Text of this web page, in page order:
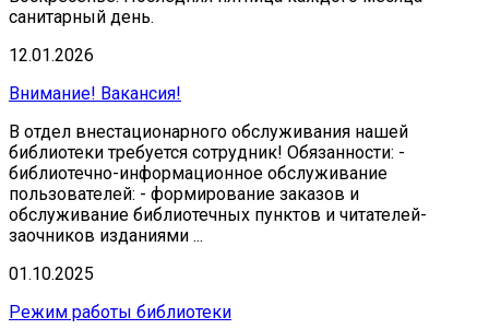
санитарный день.
12.01.2026
Внимание! Вакансия!
В отдел внестационарного обслуживания нашей
библиотеки требуется сотрудник! Обязанности: -
библиотечно-информационное обслуживание
пользователей: - формирование заказов и
обслуживание библиотечных пунктов и читателей-
заочников изданиями ...
01.10.2025
Режим работы библиотеки